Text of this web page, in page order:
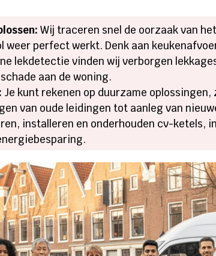
Wij traceren snel de oorzaak van
perfect werkt. Denk aan
lekdetectie vinden wij verborgen
aan de woning.
Je kunt rekenen op duurzame
van oude leidingen tot aanleg van
installeren en onderhouden cv-ketels,